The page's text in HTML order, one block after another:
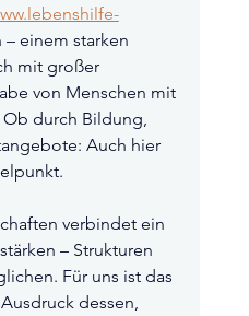
– einem starken
mit großer
von Menschen mit
durch Bildung,
Auch hier
verbindet ein
– Strukturen
Für uns ist das
dessen,